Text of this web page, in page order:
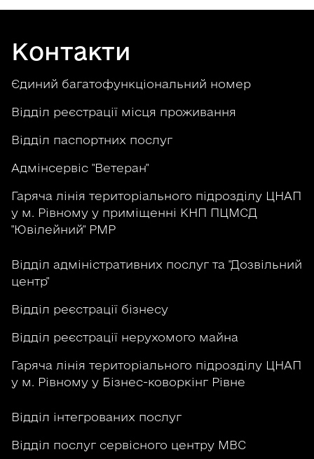
Контакти
Єдиний багатофункціональний номер
Відділ реєстрації місця проживання
Відділ паспортних послуг
Адмінсервіс "Ветеран"
Гаряча лінія територіального підрозділу ЦНАП
у м. Рівному у приміщенні КНП ПЦМСД
"Ювілейний" РМР
Відділ адміністративних послуг та "Дозвільний
центр"
Відділ реєстрації бізнесу
Відділ реєстрації нерухомого майна
Гаряча лінія територіального підрозділу ЦНАП
у м. Рівному у Бізнес-коворкінг Рівне
Відділ інтегрованих послуг
Відділ послуг сервісного центру МВС